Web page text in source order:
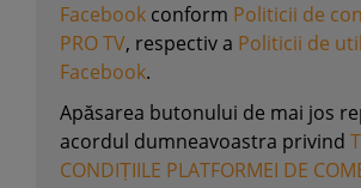
Facebook conform Politicii de
PRO TV, respectiv a Politicii de
Facebook.
Apăsarea butonului de mai jos
acordul dumneavoastra privind
CONDIȚIILE PLATFORMEI DE